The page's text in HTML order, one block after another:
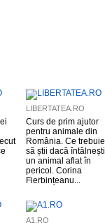
LIBERTATEA.RO
Curs de prim ajutor
pentru animale din
România. Ce trebuie
să știi dacă întâlnești
un animal aflat în
pericol. Corina
Fierbințeanu...
A1.RO